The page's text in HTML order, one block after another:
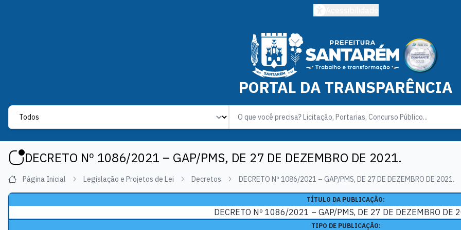
PORTAL DA TRANSPARÊNCIA
Label
DECRETO Nº 1086/2021 – GAP/PMS, DE 27 DE DEZEMBRO DE 2021.
Página Inicial Legislação e Projetos de Lei Decretos DECRETO Nº 1086/2021 – GAP/PMS, DE 27 DE DEZEMBRO DE 2021.
TÍTULO DA PUBLICAÇÃO:
DECRETO Nº 1086/2021 – GAP/PMS, DE 27 DE DEZEMBRO DE
TIPO DE PUBLICAÇÃO: